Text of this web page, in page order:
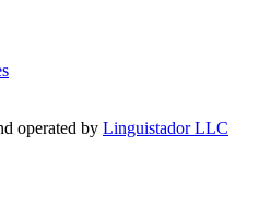
operated by Linguistador LLC